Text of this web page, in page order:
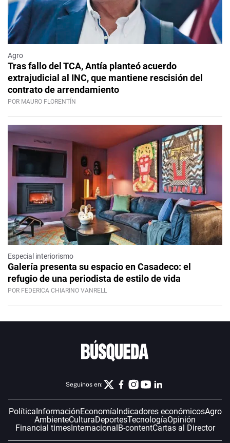
Agro
Tras fallo del TCA, Antía planteó acuerdo
extrajudicial al INC, que mantiene rescisión del
contrato de arrendamiento
POR MAURO FLORENTÍN
Especial interiorismo
Galería presenta su espacio en Casadeco: el
refugio de una periodista de estilo de vida
POR FEDERICA CHIARINO VANRELL
Seguinos en:
PolíticaInformaciónEconomíaIndicadores económicosAgro
AmbienteCulturaDeportesTecnologíaOpinión
Financial timesInternacionalB-contentCartas al Director